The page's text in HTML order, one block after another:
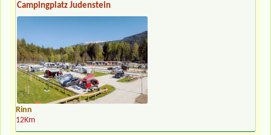
Campingplatz Judenstein
Rinn
12Km